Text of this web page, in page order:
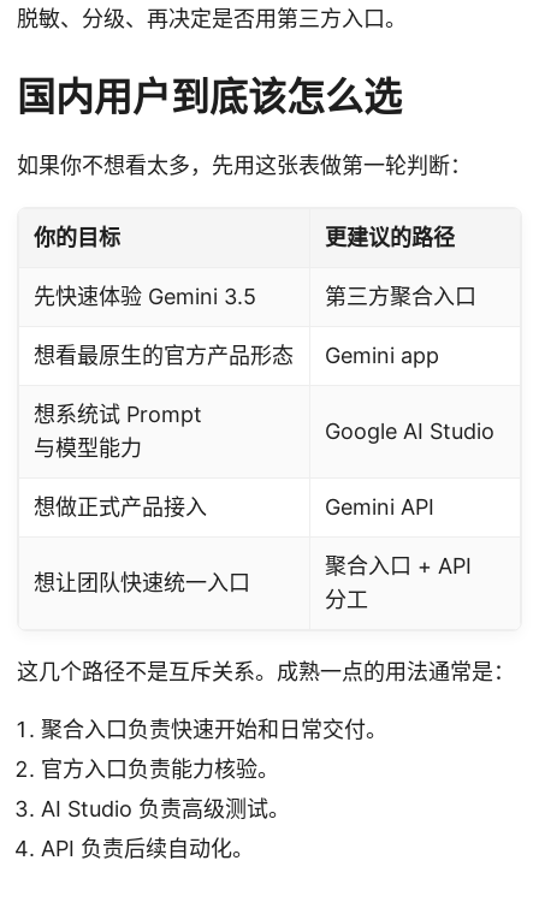
脱敏、分级、再决定是否用第三方入口。
国内用户到底该怎么选
如果你不想看太多，先用这张表做第一轮判断：
你的目标 更建议的路径
先快速体验 Gemini 3.5 第三方聚合入口
想看最原生的官方产品形态 Gemini app
想系统试 Prompt
与模型能力
Google AI Studio
想做正式产品接入 Gemini API
想让团队快速统一入口
聚合入口 + API
分工
这几个路径不是互斥关系。成熟一点的用法通常是：
聚合入口负责快速开始和日常交付。
官方入口负责能力核验。
AI Studio 负责高级测试。
API 负责后续自动化。